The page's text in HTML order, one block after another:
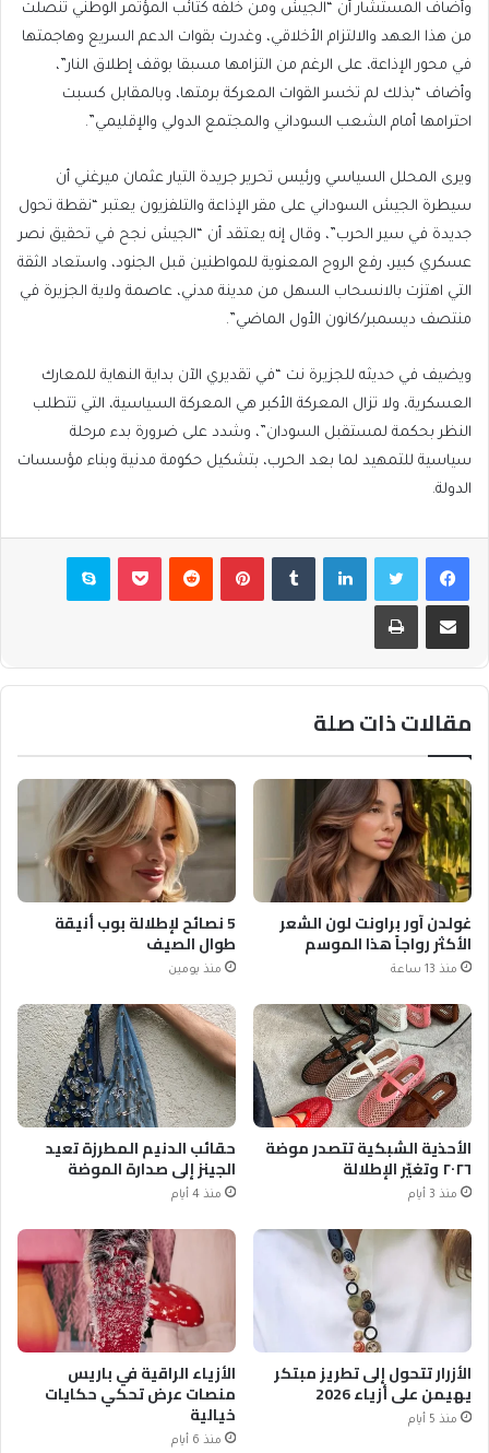
وأضاف المستشار أن “الجيش ومن خلفه كتائب المؤتمر الوطني تنصلت
من هذا العهد والالتزام الأخلاقي، وغدرت بقوات الدعم السريع وهاجمتها
في محور الإذاعة، على الرغم من التزامها مسبقا بوقف إطلاق النار”،
وأضاف “بذلك لم تخسر القوات المعركة برمتها، وبالمقابل كسبت
احترامها أمام الشعب السوداني والمجتمع الدولي والإقليمي”.
ويرى المحلل السياسي ورئيس تحرير جريدة التيار عثمان ميرغني أن
سيطرة الجيش السوداني على مقر الإذاعة والتلفزيون يعتبر “نقطة تحول
جديدة في سير الحرب”، وقال إنه يعتقد أن “الجيش نجح في تحقيق نصر
عسكري كبير، رفع الروح المعنوية للمواطنين قبل الجنود، واستعاد الثقة
التي اهتزت بالانسحاب السهل من مدينة مدني، عاصمة ولاية الجزيرة في
منتصف ديسمبر/كانون الأول الماضي”.
ويضيف في حديثه للجزيرة نت “في تقديري الآن بداية النهاية للمعارك
العسكرية، ولا تزال المعركة الأكبر هي المعركة السياسية، التي تتطلب
النظر بحكمة لمستقبل السودان”، وشدد على ضرورة بدء مرحلة
سياسية للتمهيد لما بعد الحرب، بتشكيل حكومة مدنية وبناء مؤسسات
الدولة.
فيسبوكتويتر لينكدإن بينتيريست بوكيت سكايب
مشاركة عبر البريد طباعة
مقالات ذات صلة
غولدن آور براونت لون الشعر
الأكثر رواجاً هذا الموسم
منذ 13 ساعة
5 نصائح لإطلالة بوب أنيقة
طوال الصيف
منذ يومين
الأحذية الشبكية تتصدر موضة
٢٠٢٦ وتغيّر الإطلالة
منذ 3 أيام
حقائب الدنيم المطرزة تعيد
الجينز إلى صدارة الموضة
منذ 4 أيام
الأزرار تتحول إلى تطريز مبتكر
يهيمن على أزياء 2026
منذ 5 أيام
الأزياء الراقية في باريس
منصات عرض تحكي حكايات
خيالية
منذ 6 أيام